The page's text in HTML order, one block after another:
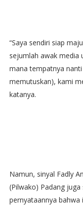
“Saya sendiri siap
sejumlah awak media
mana tempatnya
memutuskan), kami
katanya.
Namun, sinyal Fadly
(Pilwako) Padang
pernyataannya bahwa